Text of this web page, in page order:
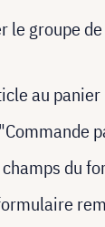
le groupe
au panier
du